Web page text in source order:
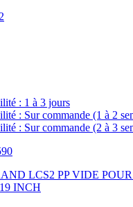
: 1 à 3 jours
: Sur commande (1 à 2
: Sur commande (2 à 3